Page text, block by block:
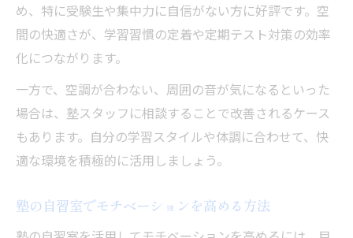
め、特に受験生や集中力に自信がない方に好評です。空
間の快適さが、学習習慣の定着や定期テスト対策の効率
化につながります。
一方で、空調が合わない、周囲の音が気になるといった
場合は、塾スタッフに相談することで改善されるケース
もあります。自分の学習スタイルや体調に合わせて、快
適な環境を積極的に活用しましょう。
塾の自習室でモチベーションを高める方法